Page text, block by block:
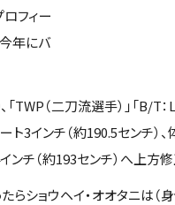
フィー
年にバ
（二刀流選手）」「B/T：
3インチ（約190.5センチ）
チ（約193センチ）へ上方修
ショウヘイ・オオタニは（